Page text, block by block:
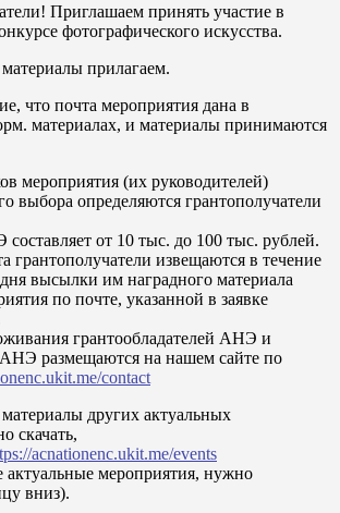
Приглашаем принять участие в
фотографического искусства.
прилагаем.
что почта мероприятия дана в
материалах, и материалы принимаются
мероприятия (их руководителей)
выбора определяются грантополучатели
от 10 тыс. до 100 тыс. рублей.
грантополучатели извещаются в течение
высылки им наградного материала
по почте, указанной в заявке
грантообладателей АНЭ и
размещаются на нашем сайте по
contact
других актуальных
скачать,
acnationenc.ukit.me/events
актуальные мероприятия, нужно
вниз).